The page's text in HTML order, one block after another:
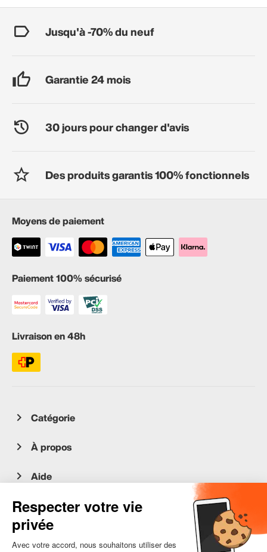
Jusqu'à -70% du neuf
Garantie 24 mois
30 jours pour changer d'avis
Des produits garantis 100% fonctionnels
Moyens de paiement
Paiement 100% sécurisé
Livraison en 48h
Catégorie
À propos
Aide
Service client
occasion.migros.mobile@recommerce.com